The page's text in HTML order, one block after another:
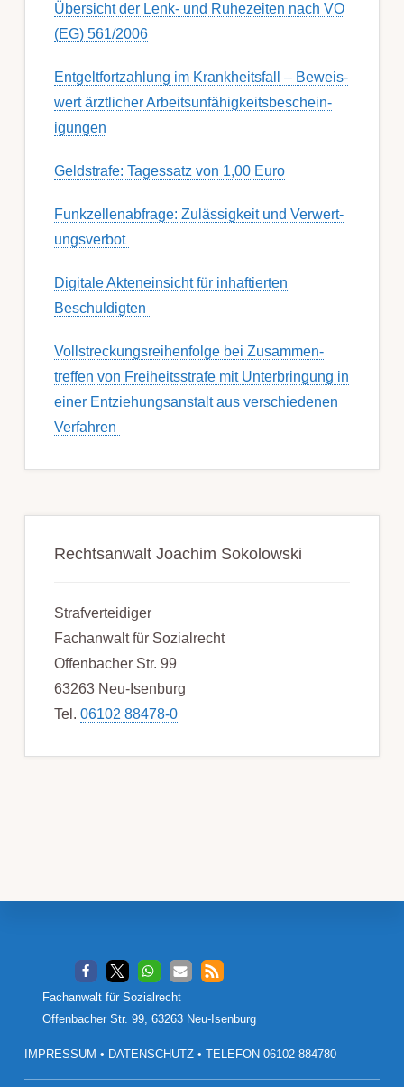
Übersicht der Lenk- und Ruhezeiten nach VO
(EG) 561/2006
Ent­gelt­fort­zahl­ung im Krank­heits­fall – Be­weis­
wert ärzt­lich­er Ar­beits­un­fähig­keits­be­schein­
igung­en
Geldstrafe: Tagessatz von 1,00 Euro
Funk­zell­en­ab­fra­ge: Zu­lässig­keit und Ver­wert­
ungs­ver­bot
Digitale Akteneinsicht für inhaftierten
Beschuldigten
Voll­streckungs­­­reihenfolge bei Zusamm­­en­
treffen von Frei­heits­strafe mit Unter­bring­ung in
einer Ent­ziehungs­anstalt aus ver­schied­enen
Ver­fahren
Rechtsanwalt Joachim Sokolowski
Strafverteidiger
Fachanwalt für Sozialrecht
Offenbacher Str. 99
63263 Neu-Isenburg
Tel. 06102 88478-0
Footer
Fachanwalt für Sozialrecht
Offenbacher Str. 99, 63263 Neu-Isenburg
IMPRESSUM • DATENSCHUTZ• TELEFON 06102 884780